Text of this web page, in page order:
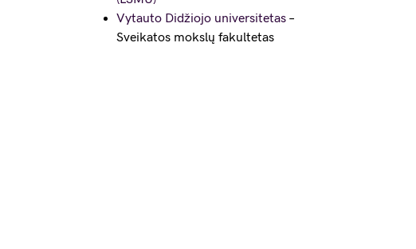
Vytauto Didžiojo universitetas –
Sveikatos mokslų fakultetas